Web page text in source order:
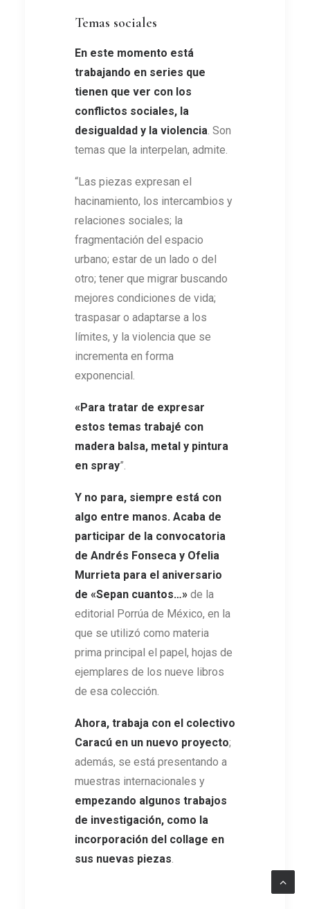
Temas sociales
En este momento está
trabajando en series que
tienen que ver con los
conflictos sociales, la
desigualdad y la violencia. Son
temas que la interpelan, admite.
“Las piezas expresan el
hacinamiento, los intercambios y
relaciones sociales; la
fragmentación del espacio
urbano; estar de un lado o del
otro; tener que migrar buscando
mejores condiciones de vida;
traspasar o adaptarse a los
límites, y la violencia que se
incrementa en forma
exponencial.
«Para tratar de expresar
estos temas trabajé con
madera balsa, metal y pintura
en spray”.
Y no para, siempre está con
algo entre manos. Acaba de
participar de la convocatoria
de Andrés Fonseca y Ofelia
Murrieta para el aniversario
de «Sepan cuantos…» de la
editorial Porrúa de México, en la
que se utilizó como materia
prima principal el papel, hojas de
ejemplares de los nueve libros
de esa colección.
Ahora, trabaja con el colectivo
Caracú en un nuevo proyecto;
además, se está presentando a
muestras internacionales y
empezando algunos trabajos
de investigación, como la
incorporación del collage en
sus nuevas piezas.